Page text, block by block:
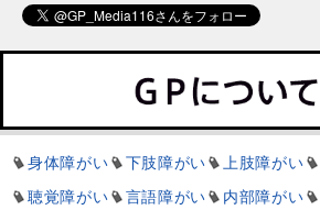
身体障がい 下肢障がい 上肢障がい
聴覚障がい
言語障がい 内部障がい